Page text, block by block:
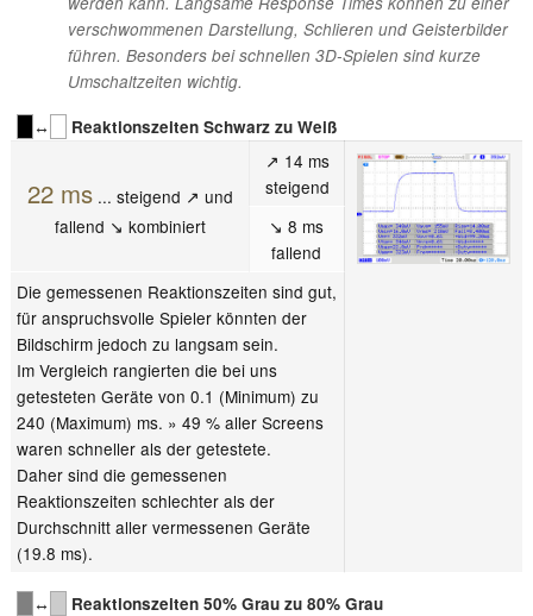
verschwommenen Darstellung, Schlieren und Geisterbilder
führen. Besonders bei schnellen 3D-Spielen sind kurze
Umschaltzeiten wichtig.
↔
Reaktionszeiten Schwarz zu Weiß
22 ms... steigend ↗ und
fallend ↘ kombiniert
↗ 14 ms
steigend
↘ 8 ms
fallend
Die gemessenen Reaktionszeiten sind gut,
für anspruchsvolle Spieler könnten der
Bildschirm jedoch zu langsam sein.
Im Vergleich rangierten die bei uns
getesteten Geräte von 0.1 (Minimum) zu
240 (Maximum) ms. » 49 % aller Screens
waren schneller als der getestete.
Daher sind die gemessenen
Reaktionszeiten schlechter als der
Durchschnitt aller vermessenen Geräte
(19.8 ms).
↔ Reaktionszeiten 50% Grau zu 80% Grau